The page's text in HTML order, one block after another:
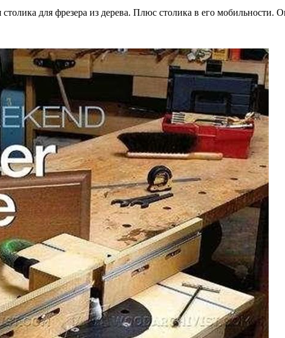
для фрезера из дерева. Плюс столика в его